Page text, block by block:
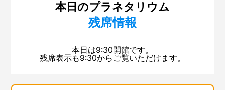
本日のプラネタリウム
残席情報
本日は9:30開館です。
残席表示も9:30からご覧いただけます。